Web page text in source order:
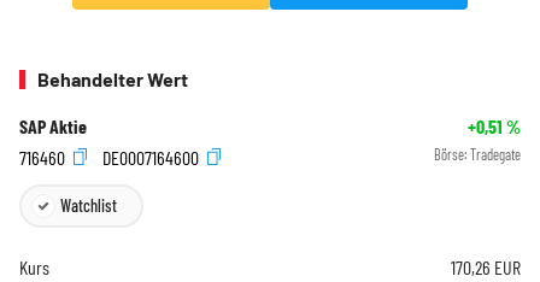
Behandelter Wert
SAP Aktie +0,51 %
716460
DE0007164600 Börse: Tradegate
Watchlist
Kurs 170,26 EUR